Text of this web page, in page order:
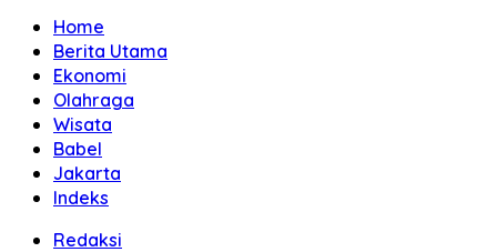
Home
Berita Utama
Ekonomi
Olahraga
Wisata
Babel
Jakarta
Indeks
Redaksi